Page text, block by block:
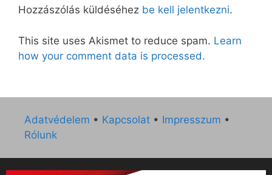
Hozzászólás küldéséhez be kell jelentkezni.
This site uses Akismet to reduce spam. Learn
how your comment data is processed.
Adatvédelem • Kapcsolat • Impresszum •
Rólunk